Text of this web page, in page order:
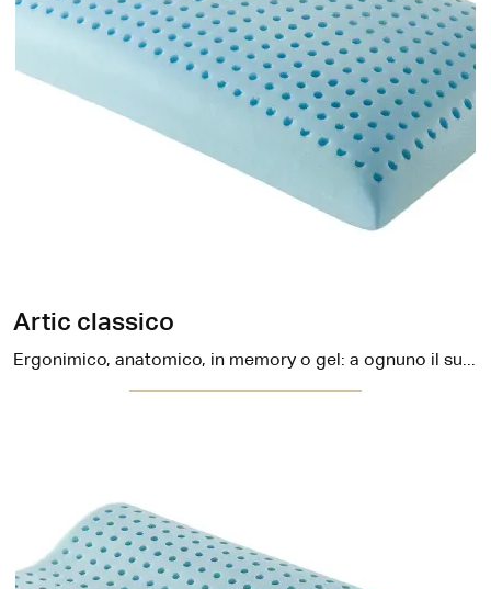
Artic classico
Ergonimico, anatomico, in memory o gel: a ognuno il suo cuscino! Scopri in showroom un ricco catalogo di soluzioni di ogni genere, pensate dai ...